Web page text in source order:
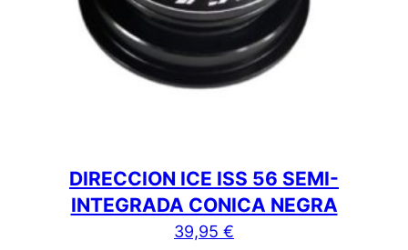
DIRECCION ICE ISS 56 SEMI-
INTEGRADA CONICA NEGRA
39,95 €